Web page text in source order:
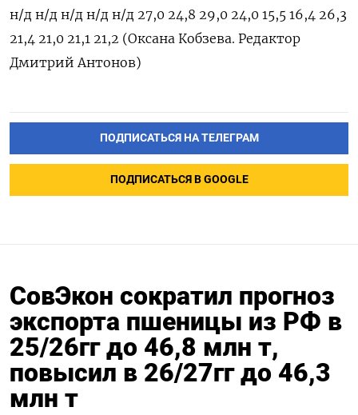
н/д н/д н/д н/д н/д 27,0 24,8 29,0 24,0 15,5 16,4 26,3
21,4 21,0 21,1 21,2 (Оксана Кобзева. Редактор
Дмитрий Антонов)
ПОДПИСАТЬСЯ НА ТЕЛЕГРАМ
ПОДПИСАТЬСЯ В GOOGLE
СовЭкон сократил прогноз
экспорта пшеницы из РФ в
25/26гг до 46,8 млн т,
повысил в 26/27гг до 46,3
млн т